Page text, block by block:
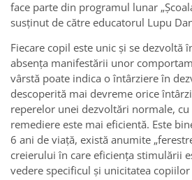
face parte din programul lunar
susţinut de către educatorul Lupu
Fiecare copil este unic şi se dezvoltă
absenţa manifestării unor
vârstă poate indica o întârziere în
descoperită mai devreme orice
reperelor unei dezvoltări normale,
remediere este mai eficientă. Este
6 ani de viaţă, există anumite
creierului în care eficienţa stimulării
vedere specificul şi unicitatea